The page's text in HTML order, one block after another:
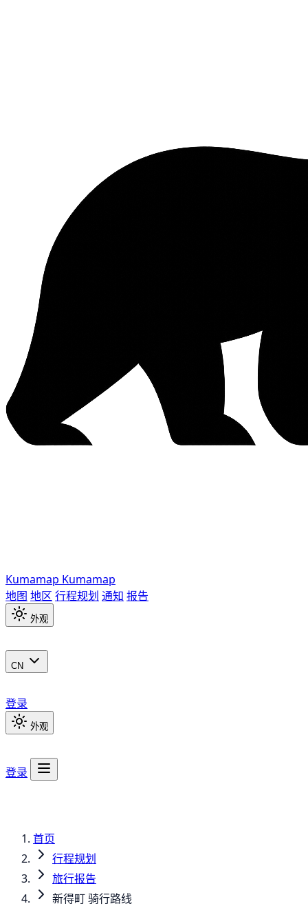
Kumamap Kumamap
地图 地区 行程规划 通知 报告
外观
CN
登录
外观
登录
首页
行程规划
旅行报告
新得町 骑行路线